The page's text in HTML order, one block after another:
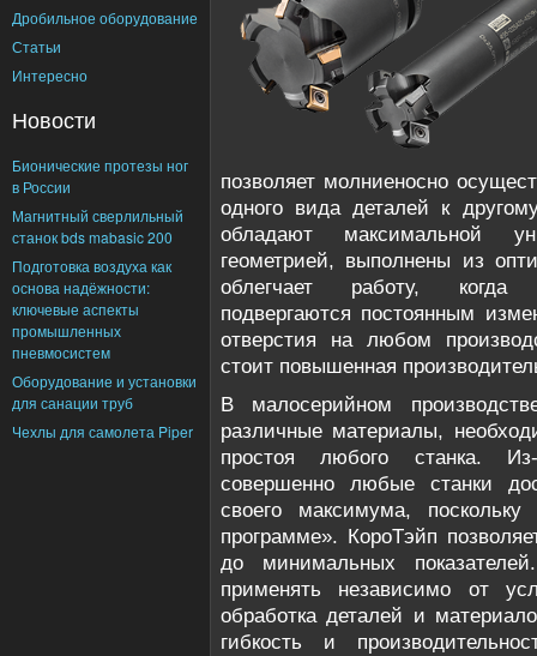
Дробильное оборудование
Статьи
Интересно
Новости
Бионические протезы ног
в России
Магнитный сверлильный
станок bds mabasic 200
Подготовка воздуха как
основа надёжности:
ключевые аспекты
промышленных
пневмосистем
Оборудование и установки
для санации труб
Чехлы для самолета Piper
позволяет молниеносно
одного вида деталей к
обладают максимальной
геометрией, выполнены из
облегчает работу, когда
подвергаются постоянным
отверстия на любом
стоит повышенная
В малосерийном
различные материалы,
простоя любого станка.
совершенно любые станки
своего максимума,
программе». КороТэйп
до минимальных
применять независимо от
обработка деталей и
гибкость и